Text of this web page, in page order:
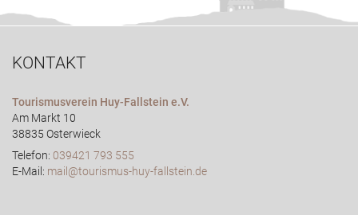
KONTAKT
Tourismusverein Huy-Fallstein e.V.
Am Markt 10
38835 Osterwieck
Telefon: 039421 793 555
E-Mail: mail@tourismus-huy-fallstein.de